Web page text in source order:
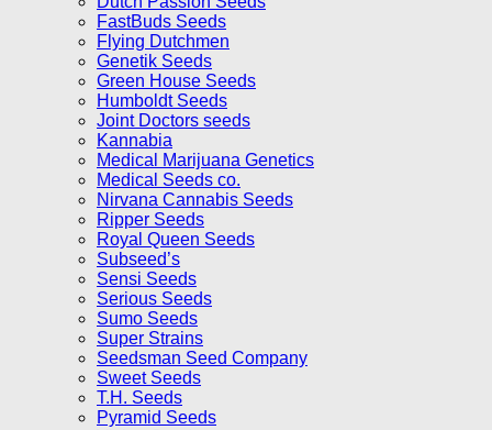
FastBuds Seeds
Flying Dutchmen
Genetik Seeds
Green House Seeds
Humboldt Seeds
Joint Doctors seeds
Kannabia
Medical Marijuana Genetics
Medical Seeds co.
Nirvana Cannabis Seeds
Ripper Seeds
Royal Queen Seeds
Subseed’s
Sensi Seeds
Serious Seeds
Sumo Seeds
Super Strains
Seedsman Seed Company
Sweet Seeds
T.H. Seeds
Pyramid Seeds